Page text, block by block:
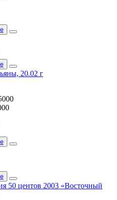
20.02 г
50 центов 2003 «Восточный